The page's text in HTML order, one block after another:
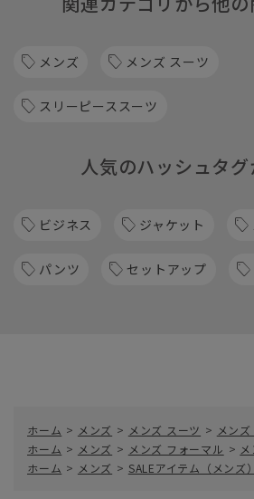
メンズ メンズ スーツ
スリーピーススーツ
人気のハッシュタ
ビジネス ジャケット
パンツ セットアップ
ホーム > メンズ > メンズ スーツ > メン
ホーム > メンズ > メンズ フォーマル >
ホーム > メンズ > SALEアイテム（メンズ）